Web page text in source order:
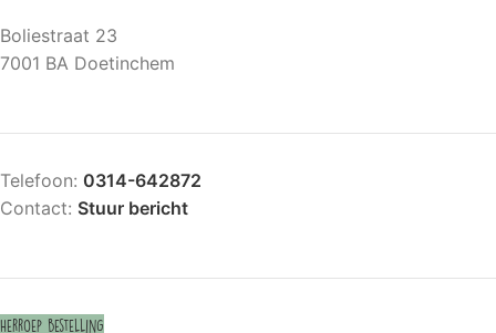
Boliestraat 23
7001 BA Doetinchem
Telefoon: 0314-642872
Contact: Stuur bericht
Herroep bestelling